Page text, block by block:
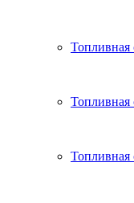
Топливная
Топливная
Топливная